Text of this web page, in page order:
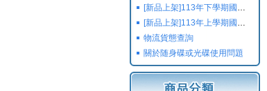
[新品上架]113年下學期國小國中高中命題光碟,校用卷,習作
[新品上架]113年上學期國小國中高中命題光碟,校用卷,習作
物流貨態查詢
關於随身碟或光碟使用問題